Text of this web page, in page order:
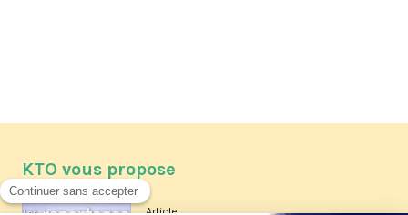
KTO vous propose
Article